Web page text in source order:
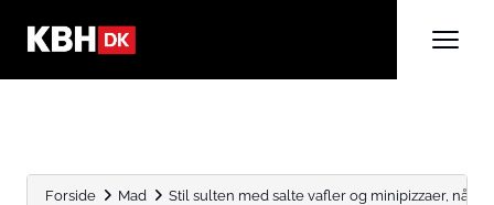
Forside Mad Stil sulten med salte vafler og minipizzaer, når